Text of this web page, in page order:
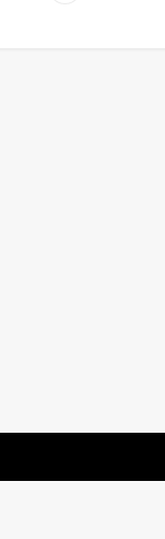
მანქანაზე